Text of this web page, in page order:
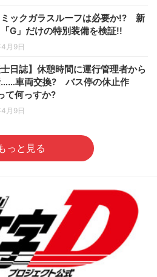
ックガラスルーフは必要か!? 新
G」だけの特別装備を検証!!
月9日
士日誌】休憩時間に運行管理者から
……車両交換? バス停の休止作
何っすか?
月9日
っと見る